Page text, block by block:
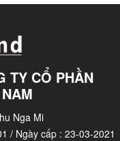
TY CỔ PHẦN
Nga Mi
/ Ngày cấp : 23-03-2021